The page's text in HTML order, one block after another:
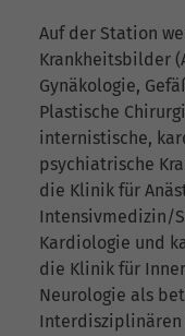
Auf der Station
Krankheitsbilder
Gynäkologie,
Plastische
internistische,
psychiatrische
die Klinik für
Intensivmedizin/
Kardiologie und
die Klinik für
Neurologie als
Interdisziplinären